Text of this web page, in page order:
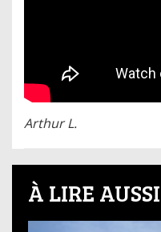
Arthur L.
À LIRE